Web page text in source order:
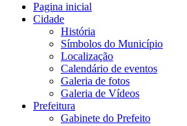
Pagina inicial
Cidade
História
Símbolos do Município
Localização
Calendário de eventos
Galeria de fotos
Galeria de Vídeos
Prefeitura
Gabinete do Prefeito